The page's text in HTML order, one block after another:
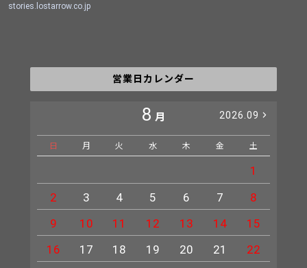
stories.lostarrow.co.jp
営業日カレンダー
8 月 2026.09
日 月 火 水 木 金 土
1
2
3 4 5 6 7
8
9
10 11 12 13 14
15
16
17 18 19 20 21
22